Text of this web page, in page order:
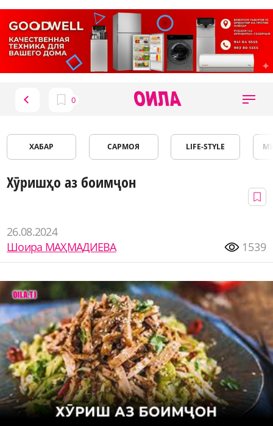
ХАБАР САРМОЯ LIFE-STYLE
Хӯришҳо аз боимҷон
26.08.2024
Шоира МАҲМАДИЕВА
1539